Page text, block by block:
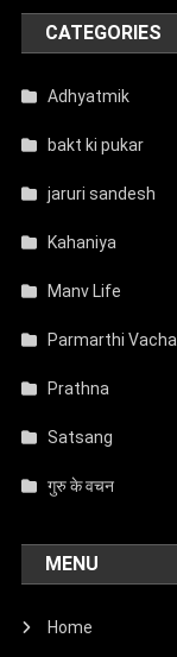
CATEGORIES
Adhyatmik
bakt ki pukar
jaruri sandesh
Kahaniya
Manv Life
Parmarthi
Prathna
Satsang
गुरु के वचन
MENU
Home